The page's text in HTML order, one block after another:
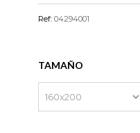
Ref: 04294001
TAMAÑO